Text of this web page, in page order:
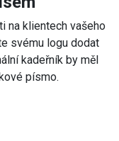
na klientech vašeho
svému logu dodat
kadeřník by měl
písmo.